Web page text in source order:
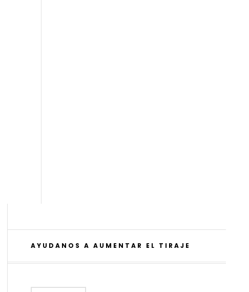
AYUDANOS A AUMENTAR EL TIRAJE